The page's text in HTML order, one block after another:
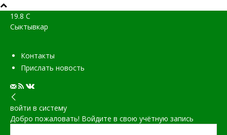
19.8 C
Сыктывкар
Контакты
Прислать новость
войти в систему
Добро пожаловать! Войдите в свою учётную запись